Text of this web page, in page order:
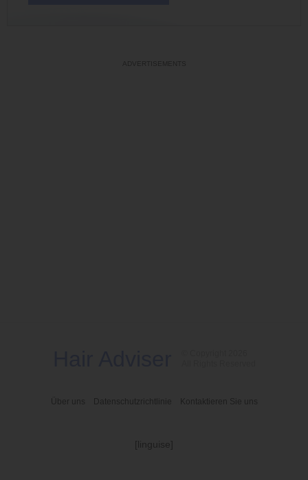
Über uns Datenschutzrichtlinie Kontaktieren Sie uns
[linguise]